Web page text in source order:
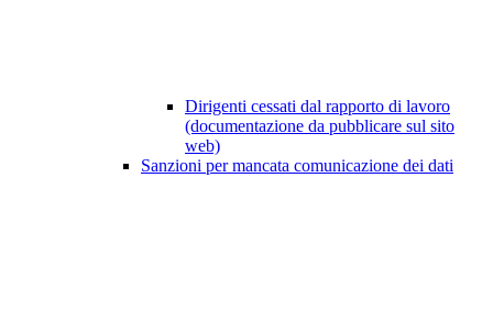
Dirigenti cessati dal rapporto di lavoro
(documentazione da pubblicare sul sito
web)
Sanzioni per mancata comunicazione dei dati